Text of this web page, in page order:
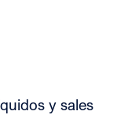
y sales